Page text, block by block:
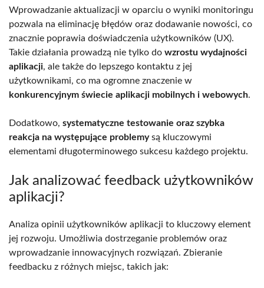
Wprowadzanie aktualizacji w oparciu o wyniki monitoringu
pozwala na eliminację błędów oraz dodawanie nowości, co
znacznie poprawia doświadczenia użytkowników (UX).
Takie działania prowadzą nie tylko do wzrostu wydajności
aplikacji, ale także do lepszego kontaktu z jej
użytkownikami, co ma ogromne znaczenie w
konkurencyjnym świecie aplikacji mobilnych i webowych.
Dodatkowo, systematyczne testowanie oraz szybka
reakcja na występujące problemysą kluczowymi
elementami długoterminowego sukcesu każdego projektu.
Jak analizować feedback użytkowników
aplikacji?
Analiza opinii użytkowników aplikacji to kluczowy element
jej rozwoju. Umożliwia dostrzeganie problemów oraz
wprowadzanie innowacyjnych rozwiązań. Zbieranie
feedbacku z różnych miejsc, takich jak: